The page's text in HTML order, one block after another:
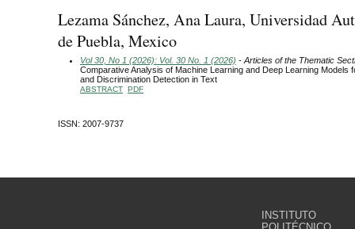
Lezama Sánchez, Ana Laura, Universidad
de Puebla, Mexico
Vol 30, No 1 (2026): Vol. 30 No. 1 (2026) - Articles of the Thematic
Comparative Analysis of Machine Learning and Deep Learning Models
and Discrimination Detection in Text
ABSTRACT PDF
ISSN: 2007-9737
INSTITUTO